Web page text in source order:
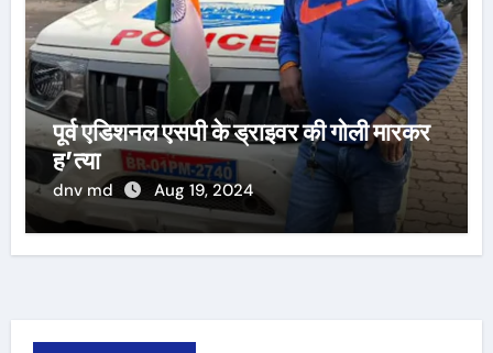
पूर्व एडिशनल एसपी के ड्राइवर की गोली मारकर
ह’त्या
dnv md Aug 19, 2024